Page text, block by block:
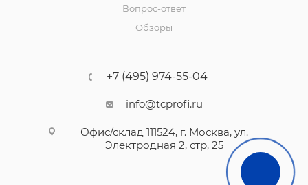
Вопрос-ответ
Обзоры
+7 (495) 974-55-04
info@tcprofi.ru
Офис/склад 111524, г. Москва, ул.
Электродная 2, стр, 25